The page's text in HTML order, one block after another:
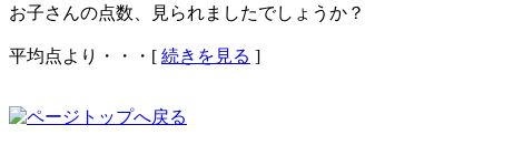
お子さんの点数、見られましたでしょうか？
平均点より・・・[ 続きを見る ]